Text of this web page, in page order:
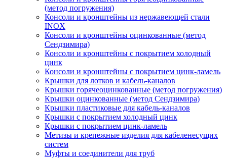
(метод погружения)
Консоли и кронштейны из нержавеющей стали
INOX
Консоли и кронштейны оцинкованные (метод
Сендзимира)
Консоли и кронштейны с покрытием холодный
цинк
Консоли и кронштейны с покрытием цинк-ламель
Крышки для лотков и кабель-каналов
Крышки горячеоцинкованные (метод погружения)
Крышки оцинкованные (метод Сендзимира)
Крышки пластиковые для кабель-каналов
Крышки с покрытием холодный цинк
Крышки с покрытием цинк-ламель
Метизы и крепежные изделия для кабеленесущих
систем
Муфты и соединители для труб